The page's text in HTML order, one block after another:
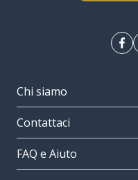
Chi siamo
Contattaci
FAQ e Aiuto